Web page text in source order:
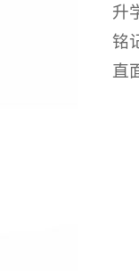
升
铭
直